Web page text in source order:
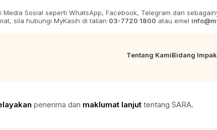
Sosial seperti WhatsApp, Facebook, Telegram dan
sila hubungi MyKasih di talian 03-7720 1800 atau emel
Tentang KamiBidang Impak
penerima dan maklumat lanjut tentang SARA.